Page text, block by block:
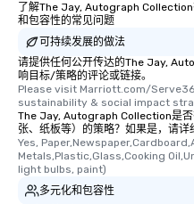
了解The Jay, Autograph
和包容性的常见问题
可持续发展的做法
请提供任何公开传达的The Jay,
响目标/策略的评论或链接。
Please visit Marriott.com/
sustainability & social impact
The Jay, Autograph Collection是否
张、纸板等）的策略？如果是，请详
Yes,
Metals,Plastic,Glass,Cooking
light bulbs, paint)
多元化和包容性